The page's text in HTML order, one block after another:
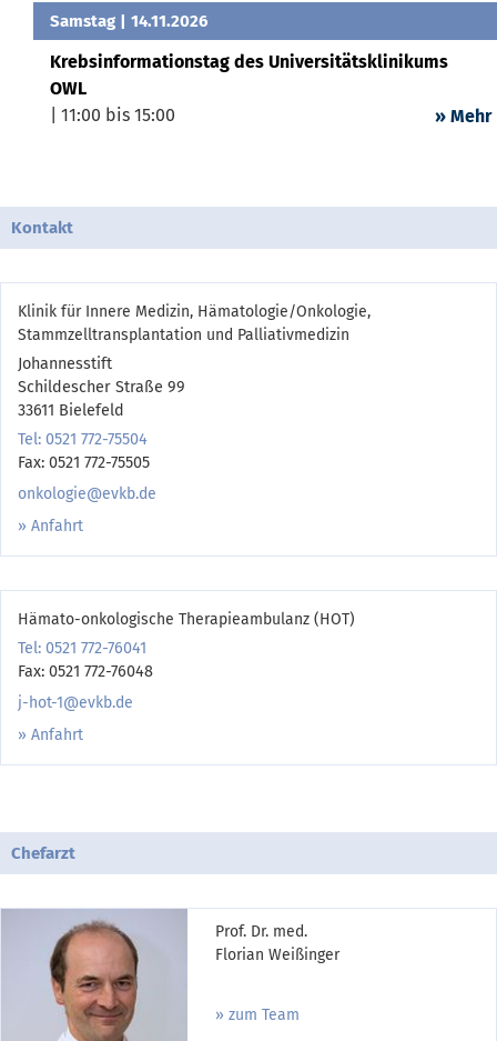
Samstag | 14.11.2026
Krebsinformationstag des Universitätsklinikums
OWL
| 11:00 bis 15:00
» Mehr
Kontakt
Klinik für Innere Medizin, Hämatologie/Onkologie,
Stammzelltransplantation und Palliativmedizin
Johannesstift
Schildescher Straße 99
33611 Bielefeld
Tel: 0521 772-75504
Fax: 0521 772-75505
onkologie@evkb.de
Anfahrt
Hämato-onkologische Therapieambulanz (HOT)
Tel: 0521 772-76041
Fax: 0521 772-76048
j-hot-1@evkb.de
Anfahrt
Chefarzt
Prof. Dr. med.
Florian Weißinger
zum Team